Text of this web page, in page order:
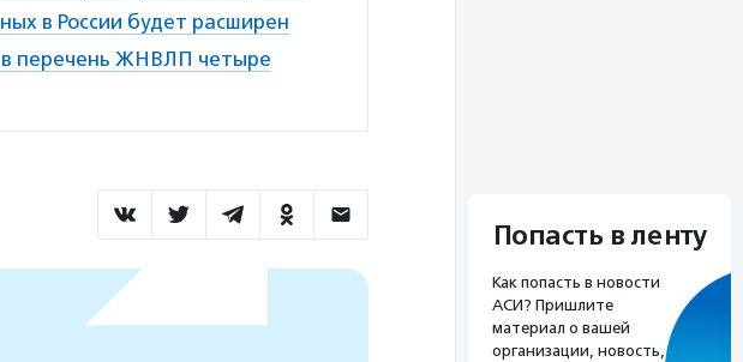
в России будет расширен
в перечень ЖНВЛП четыре
Попасть в ленту
Как попасть в новости
АСИ? Пришлите
материал о вашей
организации, новость,